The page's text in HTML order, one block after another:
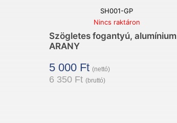
SH001-GP
Nincs raktáron
Szögletes fogantyú, alumínium
ARANY
5 000 Ft (nettó)
6 350 Ft (bruttó)